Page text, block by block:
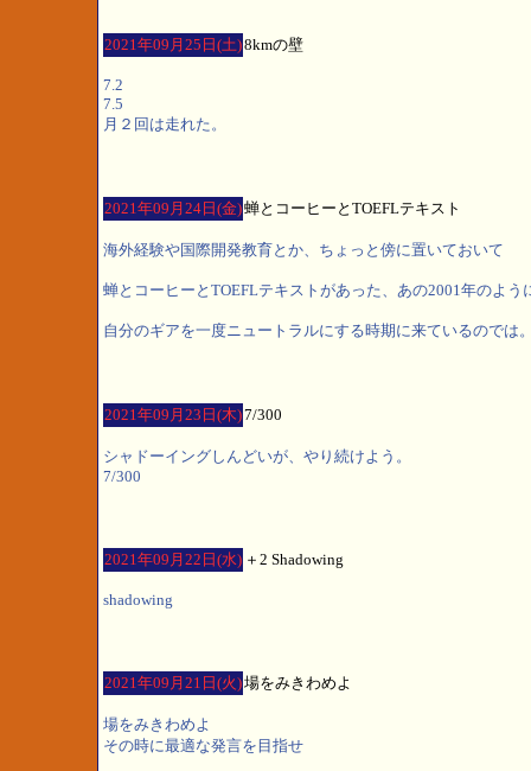
2021年09月25日(土)8kmの壁
7.2
7.5
月２回は走れた。
2021年09月24日(金)蝉とコーヒーとTOEFLテキスト
海外経験や国際開発教育とか、ちょっと傍に置いておいて
蝉とコーヒーとTOEFLテキストがあった、あの2001年のよう
自分のギアを一度ニュートラルにする時期に来ているのでは
2021年09月23日(木)7/300
シャドーイングしんどいが、やり続けよう。
7/300
2021年09月22日(水) ＋2 Shadowing
shadowing
2021年09月21日(火)場をみきわめよ
場をみきわめよ
その時に最適な発言を目指せ